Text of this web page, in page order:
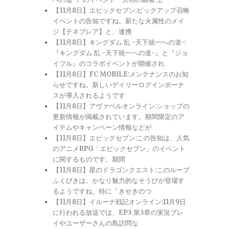
【11月8日】エピックセブン:ピックアップ召喚
イベントの告知ですね。新たな火属性のメイ
ジ【テネブレア】と、連携
【11月8日】キングダム 乱 -天下統一への道-:
『キングダム 乱 -天下統一への道-』と『ジョ
イフル』のコラボイベントが開催され
【11月8日】FC MOBILE:メンテナンスのお知
らせですね。新しいデイリーログインボーナ
スが導入されるようです
【11月8日】アヴァベルオンライン:ショップの
更新情報が掲載されています。期間限定のア
イテムやキャンペーン情報などが
【11月8日】エピックセブン:この告知は、人気
のアニメRPG「エピックセブン」のイベント
に関するものです。期間
【11月8日】星のドラゴンクエスト:このループ
ふくびきは、かなり魅力的なそうびが登場す
るようですね。特に「きせきのつ
【11月8日】イルーナ戦記オンライン:11月9日
に行われる放送では、EP3 第3章の実況プレ
イやユーザーさんの島訪問な